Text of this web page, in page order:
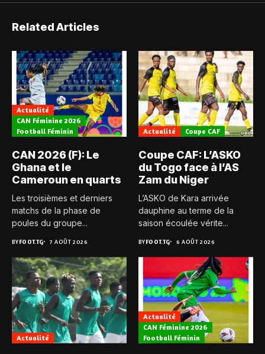
Related Articles
Actualité
CAN Féminine 2026
Football Féminin
CAN 2026 (F): Le
Ghana et le
Cameroun en quarts
Les troisièmes et derniers
matchs de la phase de
poules du groupe...
BYFOOT.TG 7 AOÛT 2026
Actualité Coupe CAF
Coupe CAF: L’ASKO
du Togo face à l’AS
Zam du Niger
L’ASKO de Kara arrivée
dauphine au terme de la
saison écoulée vérite...
BYFOOT.TG 6 AOÛT 2026
Actualité
Actualité
CAN Féminine 2026
Football Féminin